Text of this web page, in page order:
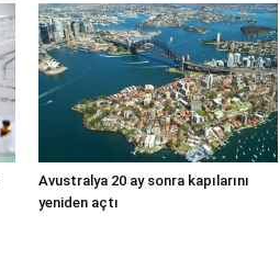
Avustralya 20 ay sonra kapılarını
yeniden açtı